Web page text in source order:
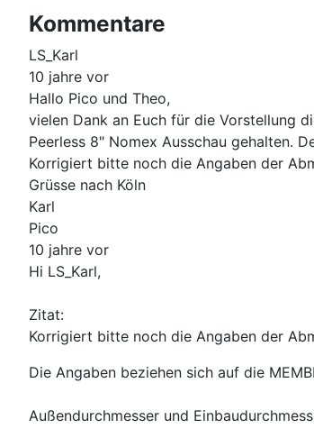
Kommentare
LS_Karl
10 jahre vor
Hallo Pico und Theo,
vielen Dank an Euch für die Vorstellung
Peerless 8" Nomex Ausschau gehalten.
Korrigiert bitte noch die Angaben der
Grüsse nach Köln
Karl
Pico
10 jahre vor
Hi LS_Karl,
Zitat:
Korrigiert bitte noch die Angaben der
Die Angaben beziehen sich auf die
Außendurchmesser und